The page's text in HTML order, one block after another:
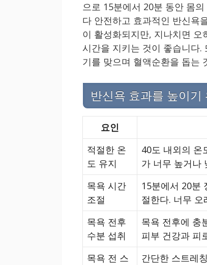
으로 15분에서 20분 동안 몸
다 안전하고 효과적인 반신욕
이 활성화되지만, 지나치면
시간을 지키는 것이 좋습니다
기를 맞으며 혈액순환을 돕는
반신욕 효과를 높이기
요인
적절한 온
도 유지
40도 내외의 온
가 너무 높거나
목욕 시간
조절
15분에서 20분
절한다. 너무
목욕 전후
수분 섭취
목욕 전후에 충
피부 건강과 피
목욕 전 스
간단한 스트레